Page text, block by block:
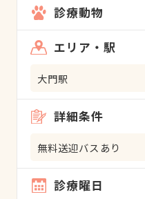
診療動物
エリア・駅
大門駅
詳細条件
無料送迎バスあり
診療曜日